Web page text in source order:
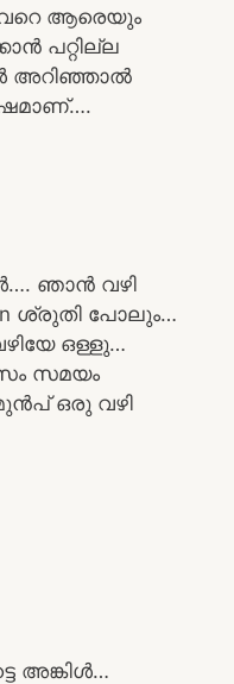
ആരെയും
പറ്റില്ല
അറിഞ്ഞാൽ
ഞാൻ വഴി
ശ്രുതി പോലും…
ഒള്ളു…
സമയം
ഒരു വഴി
അങ്കിൾ…